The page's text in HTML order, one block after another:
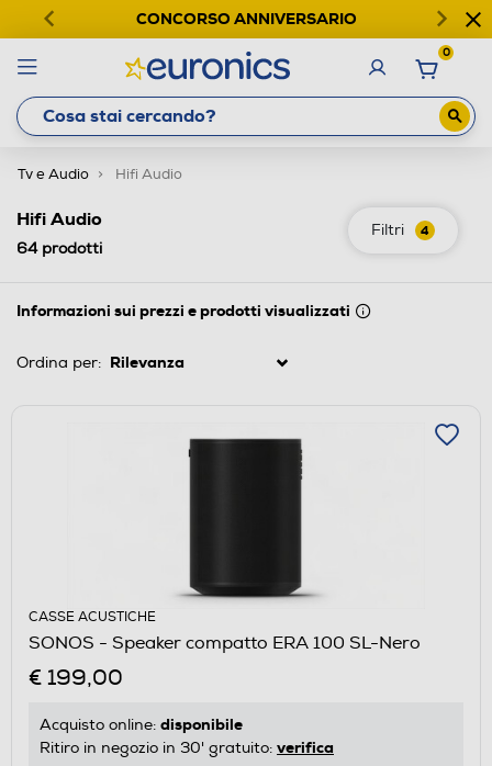
CONCORSO ANNIVERSARIO
0
Tv e Audio Hifi Audio
Filtri 4
Hifi Audio
64prodotti
Informazioni sui prezzi e prodotti visualizzati
Ordina per:
CASSE ACUSTICHE
SONOS - Speaker compatto ERA 100 SL-Nero
€ 199,00
Acquisto online: disponibile
Ritiro in negozio in 30' gratuito: verifica